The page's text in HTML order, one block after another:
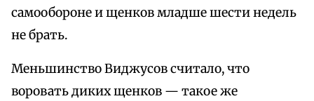
самообороне и щенков младше шести недель
не брать.
Меньшинство Виджусов считало, что
воровать диких щенков — такое же